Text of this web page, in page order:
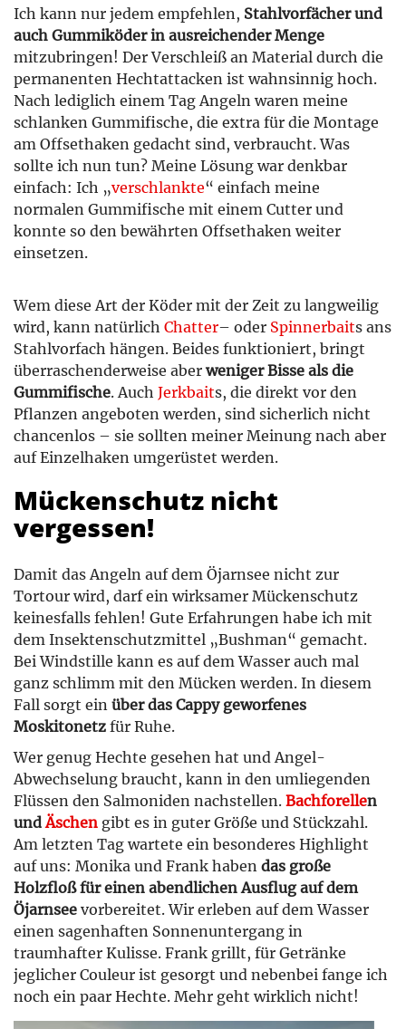
Ich kann nur jedem empfehlen, Stahlvorfächer und
auch Gummiköder in ausreichender Menge
mitzubringen! Der Verschleiß an Material durch die
permanenten Hechtattacken ist wahnsinnig hoch.
Nach lediglich einem Tag Angeln waren meine
schlanken Gummifische, die extra für die Montage
am Offsethaken gedacht sind, verbraucht. Was
sollte ich nun tun? Meine Lösung war denkbar
einfach: Ich „verschlankte“ einfach meine
normalen Gummifische mit einem Cutter und
konnte so den bewährten Offsethaken weiter
einsetzen.
Wem diese Art der Köder mit der Zeit zu langweilig
wird, kann natürlich Chatter– oder Spinnerbaits ans
Stahlvorfach hängen. Beides funktioniert, bringt
überraschenderweise aber weniger Bisse als die
Gummifische. Auch Jerkbaits, die direkt vor den
Pflanzen angeboten werden, sind sicherlich nicht
chancenlos – sie sollten meiner Meinung nach aber
auf Einzelhaken umgerüstet werden.
Mückenschutz nicht
vergessen!
Damit das Angeln auf dem Öjarnsee nicht zur
Tortour wird, darf ein wirksamer Mückenschutz
keinesfalls fehlen! Gute Erfahrungen habe ich mit
dem Insektenschutzmittel „Bushman“ gemacht.
Bei Windstille kann es auf dem Wasser auch mal
ganz schlimm mit den Mücken werden. In diesem
Fall sorgt ein über das Cappy geworfenes
Moskitonetz für Ruhe.
Wer genug Hechte gesehen hat und Angel-
Abwechselung braucht, kann in den umliegenden
Flüssen den Salmoniden nachstellen. Bachforellen
und Äschen gibt es in guter Größe und Stückzahl.
Am letzten Tag wartete ein besonderes Highlight
auf uns: Monika und Frank haben das große
Holzfloß für einen abendlichen Ausflug auf dem
Öjarnsee vorbereitet. Wir erleben auf dem Wasser
einen sagenhaften Sonnenuntergang in
traumhafter Kulisse. Frank grillt, für Getränke
jeglicher Couleur ist gesorgt und nebenbei fange ich
noch ein paar Hechte. Mehr geht wirklich nicht!